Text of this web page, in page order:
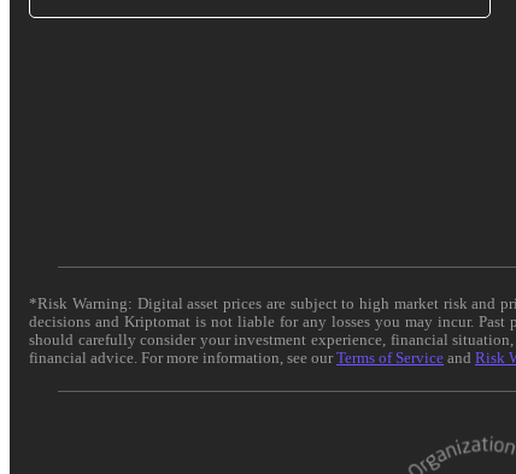
*Risk Warning: Digital asset prices are subject to high market risk and
decisions and Kriptomat is not liable for any losses you may incur.
should carefully consider your investment experience, financial
financial advice. For more information, see ourTerms of Service and Risk